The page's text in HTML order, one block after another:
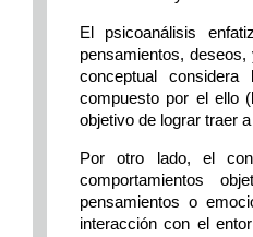
El psicoanálisis
pensamientos,
conceptual
compuesto por el ello
objetivo de lograr traer
Por otro lado, el
comportamientos
pensamientos o
interacción con el